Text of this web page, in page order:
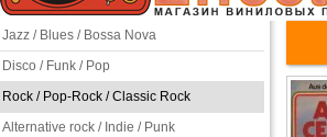
Jazz / Blues / Bossa Nova
Disco / Funk / Pop
Rock / Pop-Rock / Classic Rock
Alternative rock / Indie / Punk